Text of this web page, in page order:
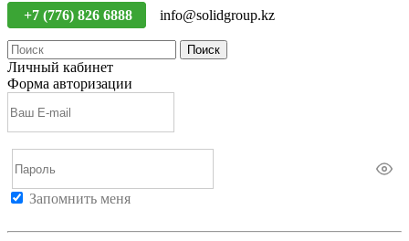
+7 (776) 826 6888 info@solidgroup.kz
Поиск
Личный кабинет
Форма авторизации
Запомнить меня